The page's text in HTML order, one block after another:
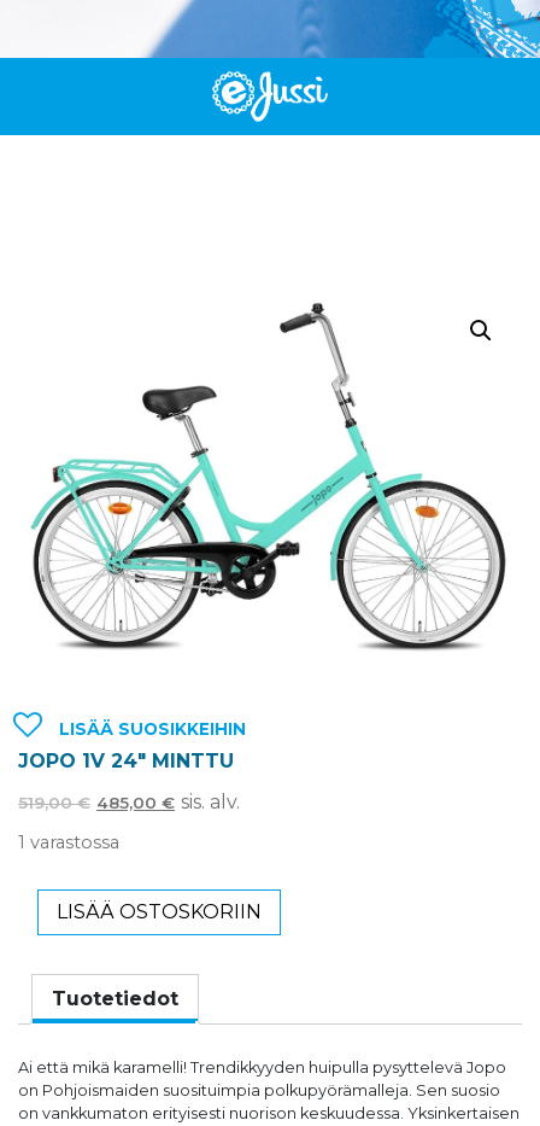
LISÄÄ SUOSIKKEIHIN
JOPO 1V 24″ MINTTU
519,00€ 485,00 € sis. alv.
1 varastossa
LISÄÄ OSTOSKORIIN
Tuotetiedot
Ai että mikä karamelli! Trendikkyyden huipulla pysyttelevä Jopo
on Pohjoismaiden suosituimpia polkupyörämalleja. Sen suosio
on vankkumaton erityisesti nuorison keskuudessa. Yksinkertaisen